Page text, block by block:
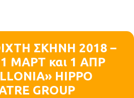
ΣΚΗΝΗ 2018 –
ΜΑΡΤ και 1 ΑΠΡ
HIPPO
GROUP